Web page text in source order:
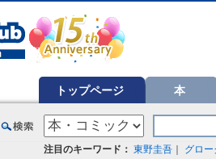
トップページ 本
注目のキーワード： 東野圭吾 グロー